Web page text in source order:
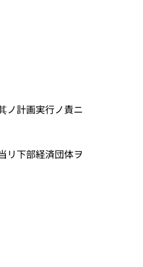
ノ計画実行ノ責ニ
リ下部経済団体ヲ